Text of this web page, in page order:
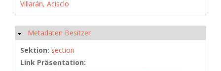
Villarán, Acisclo
Ausblenden
Metadaten Besitzer
Sektion: section
Link Präsentation: